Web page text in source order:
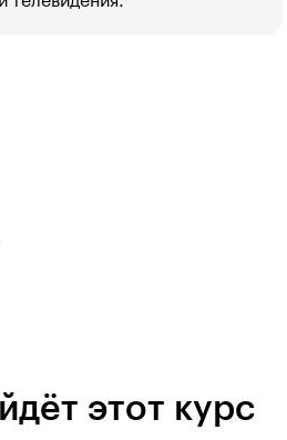
этот курс